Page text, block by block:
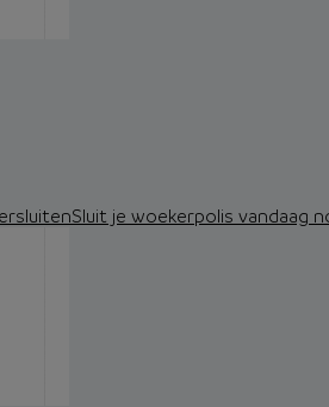
Sluit je woekerpolis vandaag